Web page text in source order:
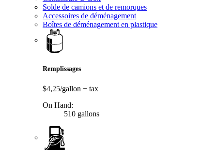
Solde de camions et de remorques
Accessoires de déménagement
Boîtes de déménagement en plastique
Remplissages
$4,25/gallon + tax
On Hand:
510 gallons